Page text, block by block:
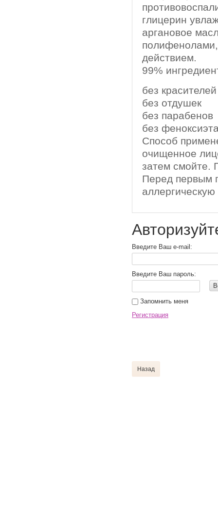
глицерин
аргановое
действием.
99%
без красителей
без отдушек
без парабенов
без
Способ
очищенное
затем смойте.
Перед первым
Введите Ваш e-mail:
Введите Ваш пароль:
Запомнить меня
Регистрация
Назад